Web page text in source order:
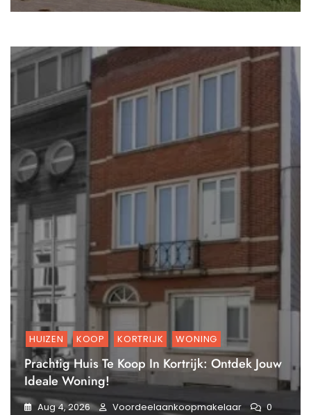
HUIZEN KOOP KORTRIJK WONING
Prachtig Huis Te Koop In Kortrijk: Ontdek Jouw
Ideale Woning!
Aug 4, 2026 Voordeelaankoopmakelaar 0